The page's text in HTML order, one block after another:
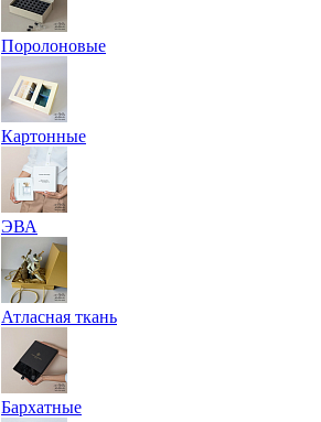
Поролоновые
Картонные
ЭВА
Атласная ткань
Бархатные